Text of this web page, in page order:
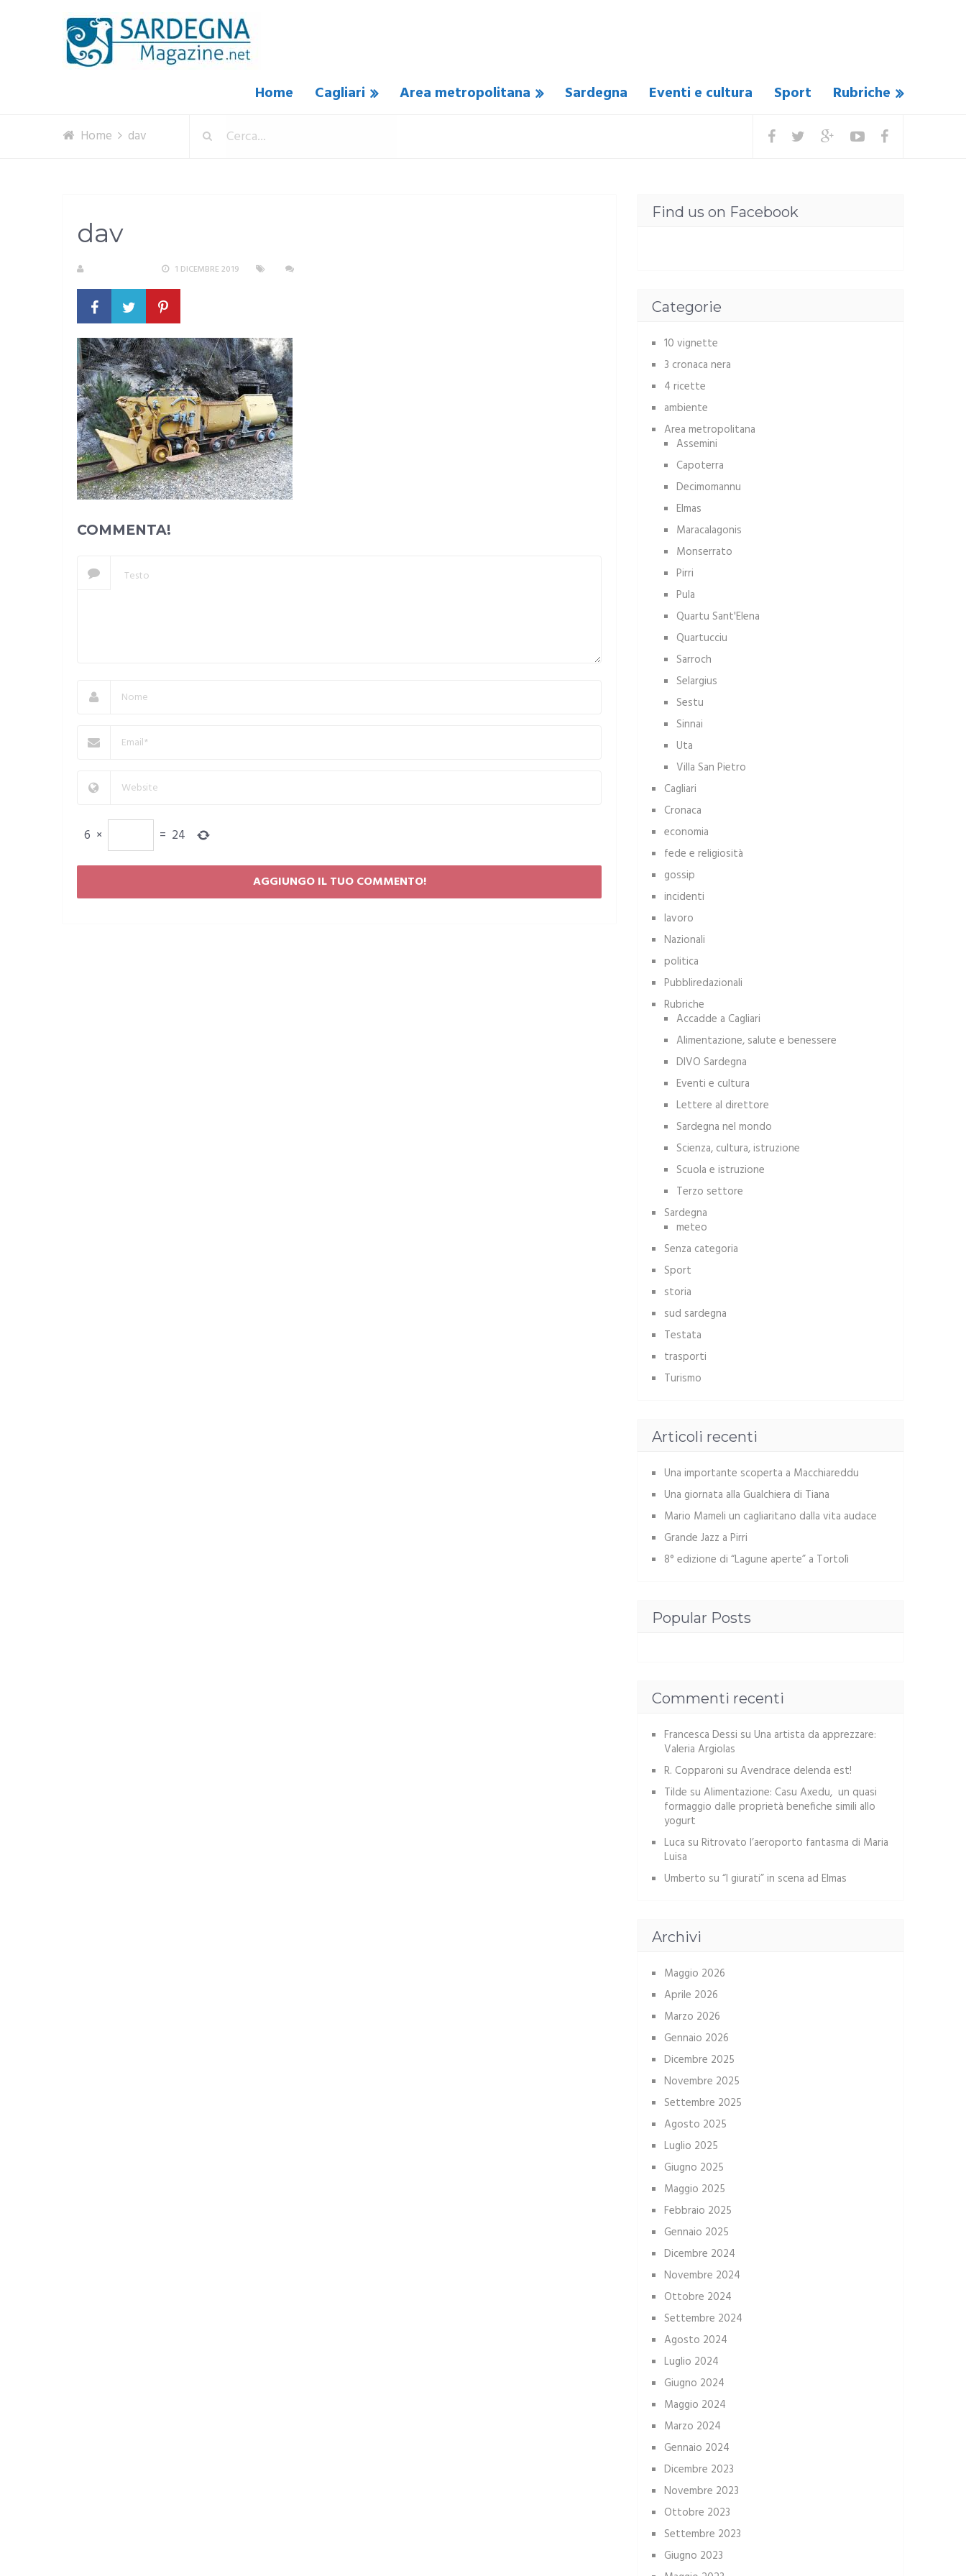
Home Cagliari Area metropolitana Sardegna Eventi e cultura Sport Rubriche
Home dav
dav
1 DICEMBRE 2019
COMMENTA!
6 × = 24
Find us on Facebook
Categorie
10 vignette
3 cronaca nera
4 ricette
ambiente
Area metropolitana
Assemini
Capoterra
Decimomannu
Elmas
Maracalagonis
Monserrato
Pirri
Pula
Quartu Sant'Elena
Quartucciu
Sarroch
Selargius
Sestu
Sinnai
Uta
Villa San Pietro
Cagliari
Cronaca
economia
fede e religiosità
gossip
incidenti
lavoro
Nazionali
politica
Pubbliredazionali
Rubriche
Accadde a Cagliari
Alimentazione, salute e benessere
DIVO Sardegna
Eventi e cultura
Lettere al direttore
Sardegna nel mondo
Scienza, cultura, istruzione
Scuola e istruzione
Terzo settore
Sardegna
meteo
Senza categoria
Sport
storia
sud sardegna
Testata
trasporti
Turismo
Articoli recenti
Una importante scoperta a Macchiareddu
Una giornata alla Gualchiera di Tiana
Mario Mameli un cagliaritano dalla vita audace
Grande Jazz a Pirri
8° edizione di “Lagune aperte” a Tortolì
Popular Posts
Commenti recenti
Francesca Dessi su Una artista da apprezzare:
Valeria Argiolas
R. Copparoni su Avendrace delenda est!
Tilde su Alimentazione: Casu Axedu, un quasi
formaggio dalle proprietà benefiche simili allo
yogurt
Luca su Ritrovato l’aeroporto fantasma di Maria
Luisa
Umberto su “I giurati” in scena ad Elmas
Archivi
Maggio 2026
Aprile 2026
Marzo 2026
Gennaio 2026
Dicembre 2025
Novembre 2025
Settembre 2025
Agosto 2025
Luglio 2025
Giugno 2025
Maggio 2025
Febbraio 2025
Gennaio 2025
Dicembre 2024
Novembre 2024
Ottobre 2024
Settembre 2024
Agosto 2024
Luglio 2024
Giugno 2024
Maggio 2024
Marzo 2024
Gennaio 2024
Dicembre 2023
Novembre 2023
Ottobre 2023
Settembre 2023
Giugno 2023